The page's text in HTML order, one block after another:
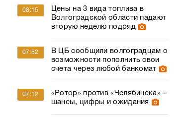
08:15
Цены на 3 вида топлива в
Волгоградской области падают
вторую неделю подряд
07:52
В ЦБ сообщили волгоградцам о
возможности пополнить свои
счета через любой банкомат
07:12
«Ротор» против «Челябинска» –
шансы, цифры и ожидания